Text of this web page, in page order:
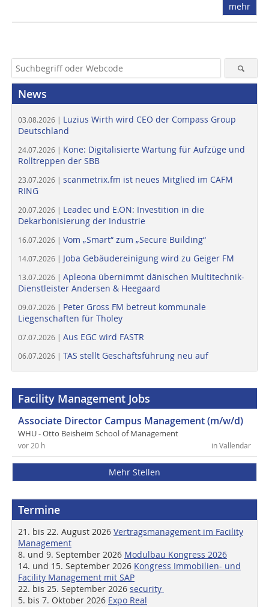
mehr
News
03.08.2026 | Luzius Wirth wird CEO der Compass Group
Deutschland
24.07.2026 | Kone: Digitalisierte Wartung für Aufzüge und
Rolltreppen der SBB
23.07.2026 | scanmetrix.fm ist neues Mitglied im CAFM
RING
20.07.2026 | Leadec und E.ON: Investition in die
Dekarbonisierung der Industrie
16.07.2026 | Vom „Smart“ zum „Secure Building“
14.07.2026 | Joba Gebäudereinigung wird zu Geiger FM
13.07.2026 | Apleona übernimmt dänischen Multitechnik-
Dienstleister Andersen & Heegaard
09.07.2026 | Peter Gross FM betreut kommunale
Liegenschaften für Tholey
07.07.2026 | Aus EGC wird FASTR
06.07.2026 | TAS stellt Geschäftsführung neu auf
Facility Management Jobs
Associate Director Campus Management (m/w/d)
WHU - Otto Beisheim School of Management
in Vallendar
vor 20 h
Mehr Stellen
Termine
21. bis 22. August 2026 Vertragsmanagement im Facility
Management
8. und 9. September 2026 Modulbau Kongress 2026
14. und 15. September 2026 Kongress Immobilien- und
Facility Management mit SAP
22. bis 25. September 2026 security
5. bis 7. Oktober 2026 Expo Real